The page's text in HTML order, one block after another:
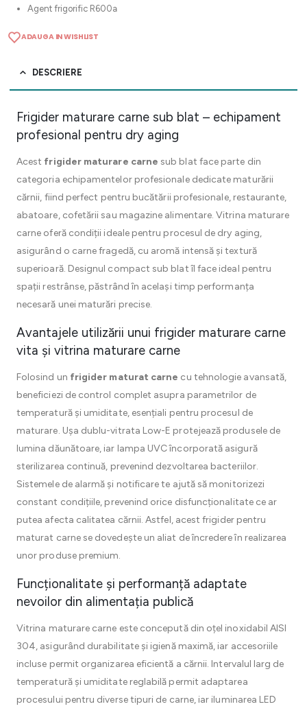
Agent frigorific R600a
ADAUGA IN WISHLIST
DESCRIERE
Frigider maturare carne sub blat – echipament
profesional pentru dry aging
Acest frigider maturare carne sub blat face parte din
categoria echipamentelor profesionale dedicate maturării
cărnii, fiind perfect pentru bucătării profesionale, restaurante,
abatoare, cofetării sau magazine alimentare. Vitrina maturare
carne oferă condiții ideale pentru procesul de dry aging,
asigurând o carne fragedă, cu aromă intensă și textură
superioară. Designul compact sub blat îl face ideal pentru
spații restrânse, păstrând în același timp performanța
necesară unei maturări precise.
Avantajele utilizării unui frigider maturare carne
vita și vitrina maturare carne
Folosind un frigider maturat carne cu tehnologie avansată,
beneficiezi de control complet asupra parametrilor de
temperatură și umiditate, esențiali pentru procesul de
maturare. Ușa dublu-vitrata Low-E protejează produsele de
lumina dăunătoare, iar lampa UVC încorporată asigură
sterilizarea continuă, prevenind dezvoltarea bacteriilor.
Sistemele de alarmă și notificare te ajută să monitorizezi
constant condițiile, prevenind orice disfuncționalitate ce ar
putea afecta calitatea cărnii. Astfel, acest frigider pentru
maturat carne se dovedește un aliat de încredere în realizarea
unor produse premium.
Funcționalitate și performanță adaptate
nevoilor din alimentația publică
Vitrina maturare carne este concepută din oțel inoxidabil AISI
304, asigurând durabilitate și igienă maximă, iar accesoriile
incluse permit organizarea eficientă a cărnii. Intervalul larg de
temperatură și umiditate reglabilă permit adaptarea
procesului pentru diverse tipuri de carne, iar iluminarea LED